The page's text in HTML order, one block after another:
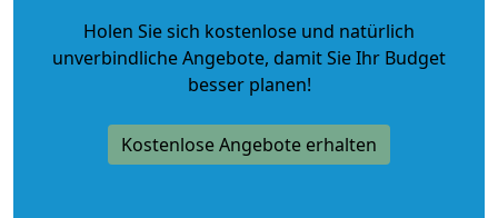
Holen Sie sich kostenlose und natürlich
unverbindliche Angebote, damit Sie Ihr Budget
besser planen!
Kostenlose Angebote erhalten